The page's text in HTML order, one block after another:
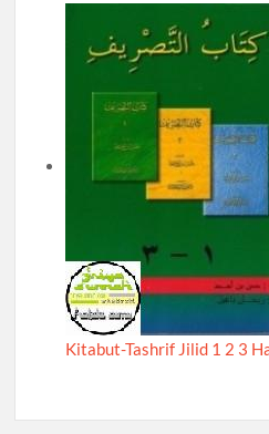
Kitabut-Tashrif Jilid 1 2 3